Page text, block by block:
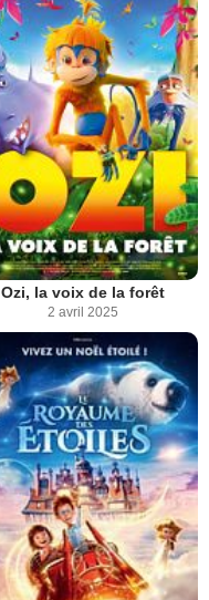
Ozi, la voix de la forêt
2 avril 2025